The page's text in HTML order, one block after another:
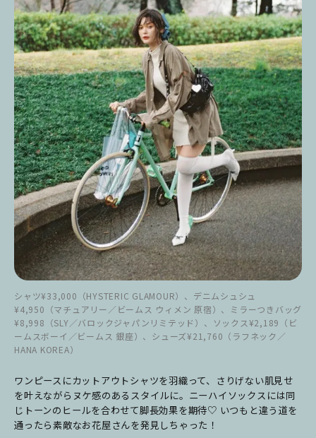
シャツ¥33,000（HYSTERIC GLAMOUR）、デニムシュシュ
¥4,950（マチュアリー／ビームス ウィメン 原宿）、ミラーつきバッグ
¥8,998（SLY／バロックジャパンリミテッド）、ソックス¥2,189（ビ
ームスボーイ／ビームス 銀座）、シューズ¥21,760（ラフネック／
HANA KOREA）
ワンピースにカットアウトシャツを羽織って、さりげない肌見せ
を叶えながらヌケ感のあるスタイルに。ニーハイソックスには同
じトーンのヒールを合わせて脚長効果を期待♡ いつもと違う道を
通ったら素敵なお花屋さんを発見しちゃった！